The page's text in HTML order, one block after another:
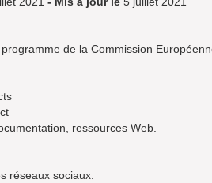
de la Commission
ressources Web.
réseaux sociaux.